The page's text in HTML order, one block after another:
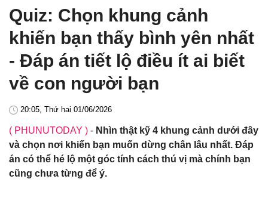
Quiz: Chọn khung cảnh
khiến bạn thấy bình yên nhất
- Đáp án tiết lộ điều ít ai biết
về con người bạn
20:05, Thứ hai 01/06/2026
( PHUNUTODAY ) - Nhìn thật kỹ 4 khung cảnh dưới đây
và chọn nơi khiến bạn muốn dừng chân lâu nhất. Đáp
án có thể hé lộ một góc tính cách thú vị mà chính bạn
cũng chưa từng để ý.